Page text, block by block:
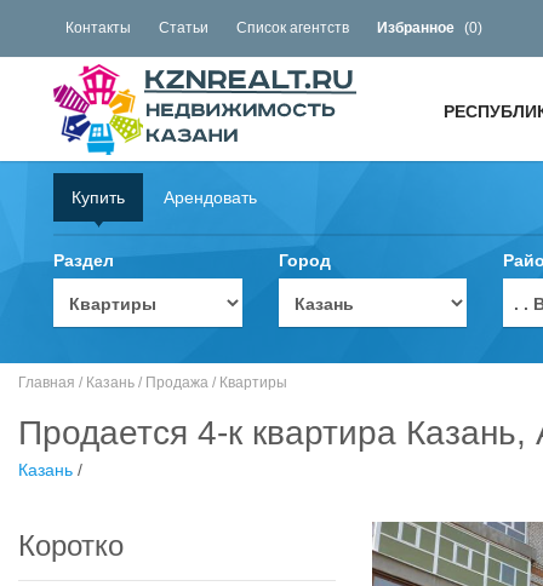
Контакты Статьи Список агентств Избранное (0)
Купить Арендовать
Раздел Город
. .
Главная / Казань / Продажа / Квартиры
Продается 4-к квартира
Казань /
Коротко